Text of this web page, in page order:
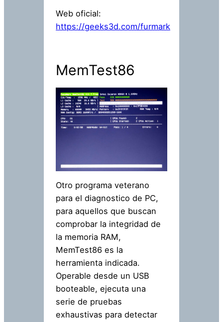
Web oficial:
https://geeks3d.com/furmark
MemTest86
Otro programa veterano
para el diagnostico de PC,
para aquellos que buscan
comprobar la integridad de
la memoria RAM,
MemTest86 es la
herramienta indicada.
Operable desde un USB
booteable, ejecuta una
serie de pruebas
exhaustivas para detectar